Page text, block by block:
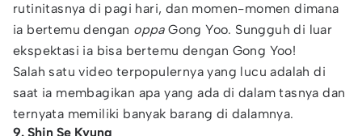
rutinitasnya di pagi hari, dan momen-momen dimana
ia bertemu dengan oppaGong Yoo. Sungguh di luar
ekspektasi ia bisa bertemu dengan Gong Yoo!
Salah satu video terpopulernya yang lucu adalah di
saat ia membagikan apa yang ada di dalam tasnya dan
ternyata memiliki banyak barang di dalamnya.
9. Shin Se Kyung